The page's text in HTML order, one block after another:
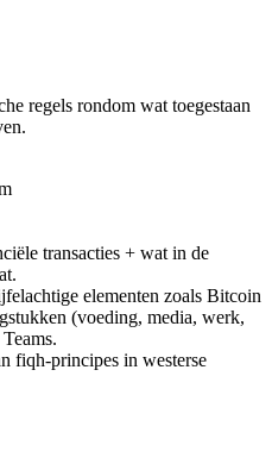
regels rondom wat toegestaan
transacties + wat in de
elementen zoals Bitcoin
(voeding, media, werk,
fiqh‑principes in westerse